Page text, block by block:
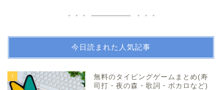
今日読まれた人気記事
1
無料のタイピングゲームまとめ(寿
司打・夜の森・歌詞・ボカロなど)